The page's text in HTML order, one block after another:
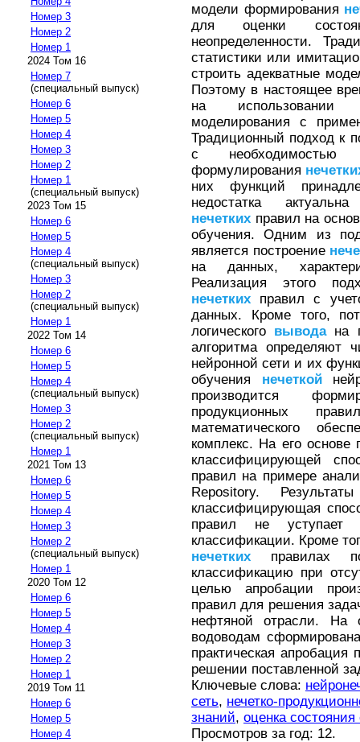
Номер 3
Номер 2
Номер 1
2024 Том 16
Номер 7
(специальный выпуск)
Номер 6
Номер 5
Номер 4
Номер 3
Номер 2
Номер 1
(специальный выпуск)
2023 Том 15
Номер 6
Номер 5
Номер 4
(специальный выпуск)
Номер 3
Номер 2
(специальный выпуск)
Номер 1
2022 Том 14
Номер 6
Номер 5
Номер 4
(специальный выпуск)
Номер 3
Номер 2
(специальный выпуск)
Номер 1
2021 Том 13
Номер 6
Номер 5
Номер 4
Номер 3
Номер 2
(специальный выпуск)
Номер 1
2020 Том 12
Номер 6
Номер 5
Номер 4
Номер 3
Номер 2
Номер 1
2019 Том 11
Номер 6
Номер 5
Номер 4
модели формирования
для оценки
неопределенности.
статистики или
строить адекватные
Поэтому в настоящее
на использовании
моделирования с
Традиционный подход к
с необходимостью
формулирования
них функций
недостатка
нечетких правил на
обучения. Одним из
является построение
на данных,
Реализация этого
нечетких правил с
данных. Кроме того,
логического выводана
алгоритма определяют
нейронной сети и их
обучения нечеткой
производится
продукционных
математического
комплекс. На его основе
классифицирующей
правил на примере
Repository.
классифицирующая
правил не уступает
классификации. Кроме
нечетких правилах
классификацию при
целью апробации
правил для решения
нефтяной отрасли. На
водоводам
практическая
решении поставленной
Ключевые слова:
сеть, нечетко-
знаний, оценка состояния
Просмотров за год: 12.